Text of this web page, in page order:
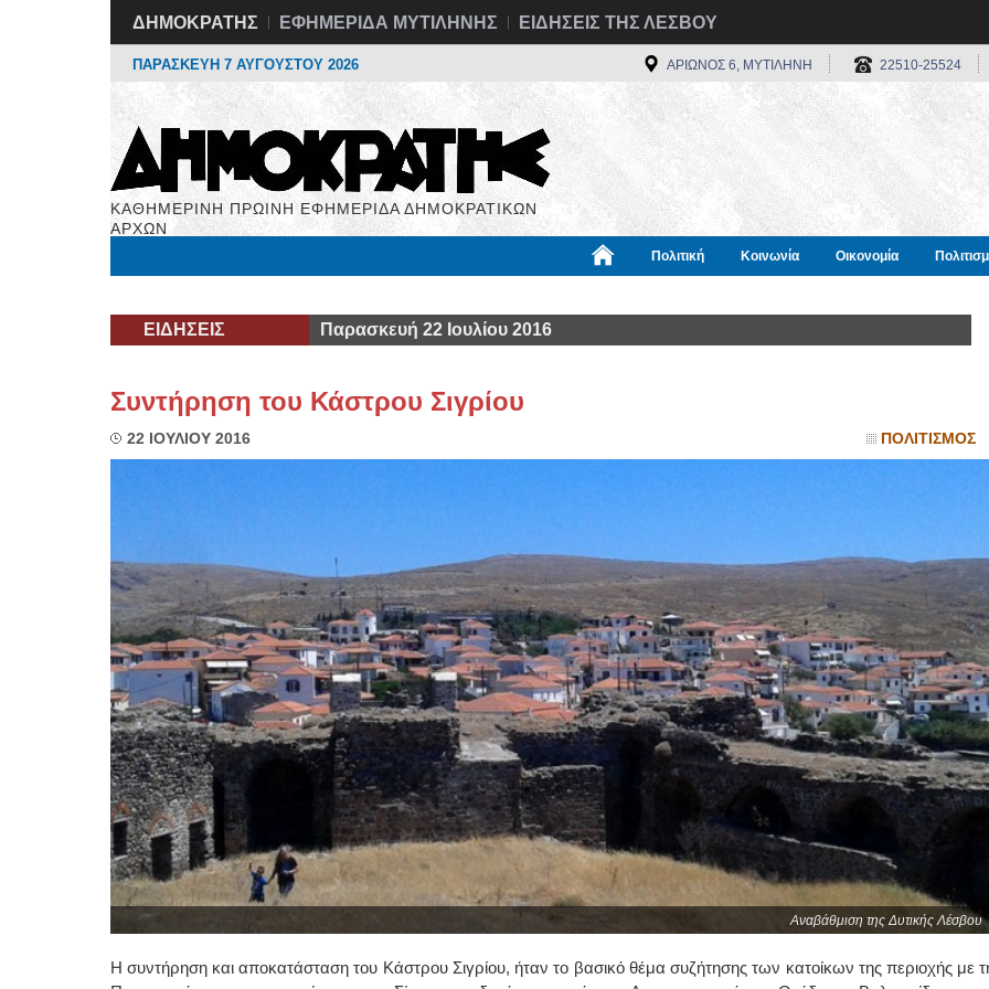
ΔΗΜΟΚΡΑΤΗΣ ΕΦΗΜΕΡΙΔΑ ΜΥΤΙΛΗΝΗΣ ΕΙΔΗΣΕΙΣ ΤΗΣ ΛΕΣΒΟΥ
ΠΑΡΑΣΚΕΥΗ 7 ΑΥΓΟΥΣΤΟΥ 2026 ΑΡΙΩΝΟΣ 6, ΜΥΤΙΛΗΝΗ 22510-25524
ΚΑΘΗΜΕΡΙΝΗ ΠΡΩΙΝΗ ΕΦΗΜΕΡΙΔΑ ΔΗΜΟΚΡΑΤΙΚΩΝ
ΑΡΧΩΝ
Πολιτική Κοινωνία Οικονομία
ΕΙΔΗΣΕΙΣ Παρασκευή 22 Ιουλίου 2016
Συντήρηση του Κάστρου Σιγρίου
22 ΙΟΥΛΙΟΥ 2016 ΠΟΛΙΤΙΣΜΟΣ
Αναβάθμιση της Δυτικής Λέσβου
Η συντήρηση και αποκατάσταση του Κάστρου Σιγρίου, ήταν το βασικό θέμα συζήτησης των κατοίκων της περιοχής με